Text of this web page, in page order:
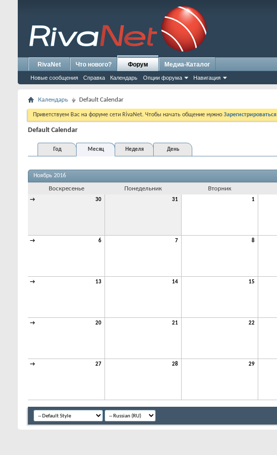
RivaNet Что нового? Форум
Новые сообщения Справка Календарь Опции форума Навигация
Медиа-Каталог
Календарь Default Calendar
Приветствуем Вас на форуме сети RivaNet. Чтобы начать общение нужно Зарегистрироваться
Default Calendar
Год
Месяц Неделя День
Ноябрь 2016
Воскресенье Понедельник Вторник
→ 30 31 1
→ 6 7 8
→ 13 14 15
→ 20 21 22
→ 27 28 29